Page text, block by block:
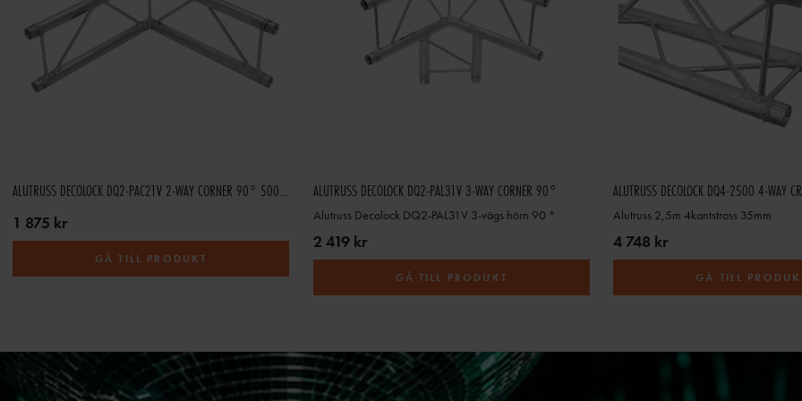
ALUTRUSS DECOLOCK DQ2-PAC21V 2-WAY CORNER 90° 500MM VERSION
1 875 kr
GÅ TILL PRODUKT
ALUTRUSS DECOLOCK DQ2-PAL31V 3-WAY CORNER 90°
Alutruss Decolock DQ2-PAL31V 3-vägs hörn 90 °
2 419 kr
GÅ TILL PRODUKT
ALUTRUSS DECOLOCK DQ4-2500 4-WAY
Alutruss 2,5m 4kantstross 35mm
4 748 kr
GÅ TILL